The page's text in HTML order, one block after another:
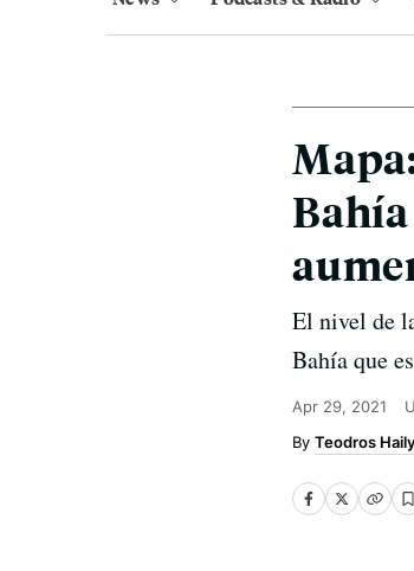
El nivel de
Bahía que
Apr 29, 2021
Teodros